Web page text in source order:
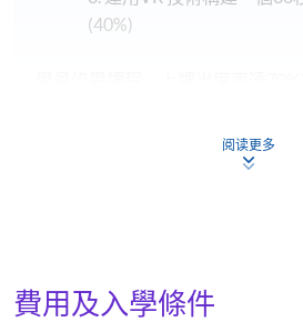
(40%)
進修學院頒授「證書（單元：室
報名代碼
阅读更多
費用及入學條件